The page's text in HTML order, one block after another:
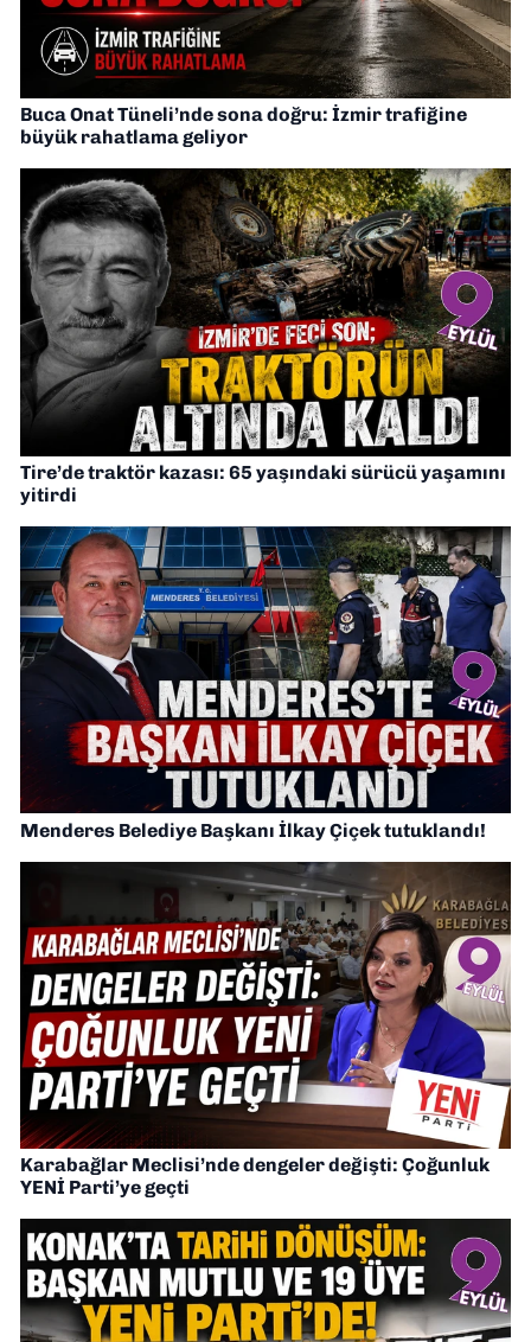
Buca Onat Tüneli’nde sona doğru: İzmir trafiğine
büyük rahatlama geliyor
Tire’de traktör kazası: 65 yaşındaki sürücü yaşamını
yitirdi
Menderes Belediye Başkanı İlkay Çiçek tutuklandı!
Karabağlar Meclisi’nde dengeler değişti: Çoğunluk
YENİ Parti’ye geçti